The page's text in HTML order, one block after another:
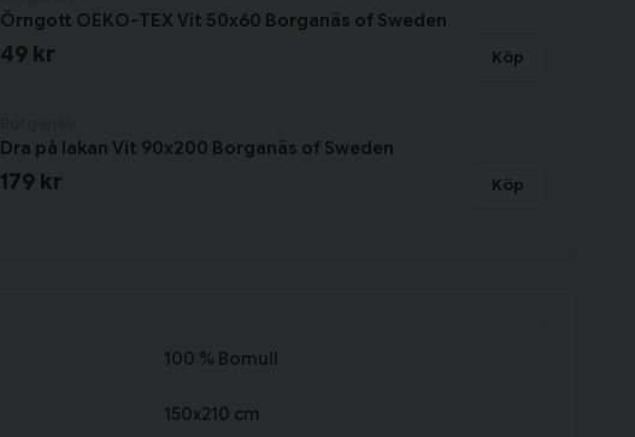
Örngott OEKO-TEX Vit 50x60 Borganäs of Sweden
49 kr Köp
Dra på lakan Vit 90x200 Borganäs of Sweden
179 kr Köp
100 % Bomull
150x210 cm